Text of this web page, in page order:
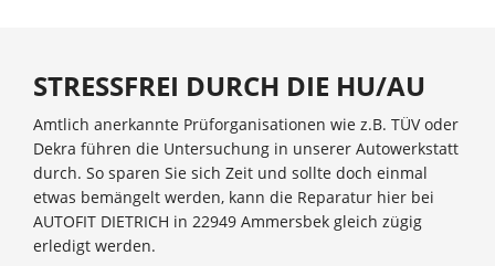
STRESSFREI DURCH DIE HU/AU
Amtlich anerkannte Prüforganisationen wie z.B. TÜV oder
Dekra führen die Untersuchung in unserer Autowerkstatt
durch. So sparen Sie sich Zeit und sollte doch einmal
etwas bemängelt werden, kann die Reparatur hier bei
AUTOFIT DIETRICH in 22949 Ammersbek gleich zügig
erledigt werden.